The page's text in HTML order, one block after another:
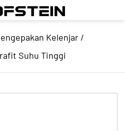
Kelenjar /
Suhu Tinggi